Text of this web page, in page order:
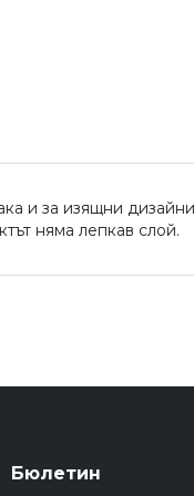
и за изящни
няма лепкав слой.
Бюлетин